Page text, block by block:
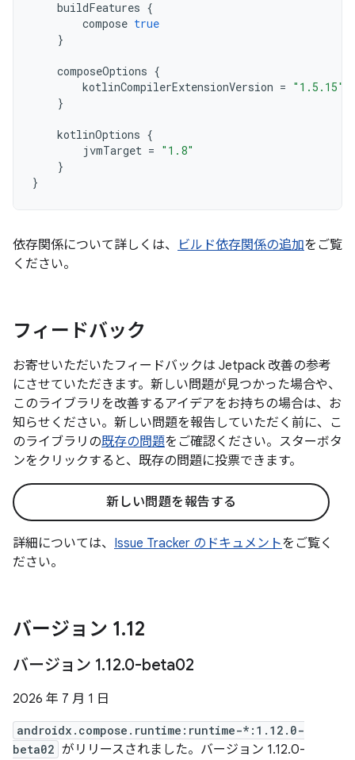
buildFeatures {
compose true
}
composeOptions {
kotlinCompilerExtensionVersion = "1.5.15"
}
kotlinOptions {
jvmTarget = "1.8"
}
}
依存関係について詳しくは、 ビルド依存関係の追加をご覧
ください。
フィードバック
お寄せいただいたフィードバックは Jetpack 改善の参考
にさせていただきます。新しい問題が見つかった場合や、
このライブラリを改善するアイデアをお持ちの場合は、お
知らせください。新しい問題を報告していただく前に、こ
のライブラリの既存の問題をご確認ください。スターボタ
ンをクリックすると、既存の問題に投票できます。
新しい問題を報告する
詳細については、 Issue Tracker のドキュメントをご覧く
ださい。
バージョン 1.12
バージョン 1.12.0-beta02
2026 年 7 月 1 日
androidx.compose.runtime:runtime-*:1.12.0-
beta02 がリリースされました。バージョン 1.12.0-